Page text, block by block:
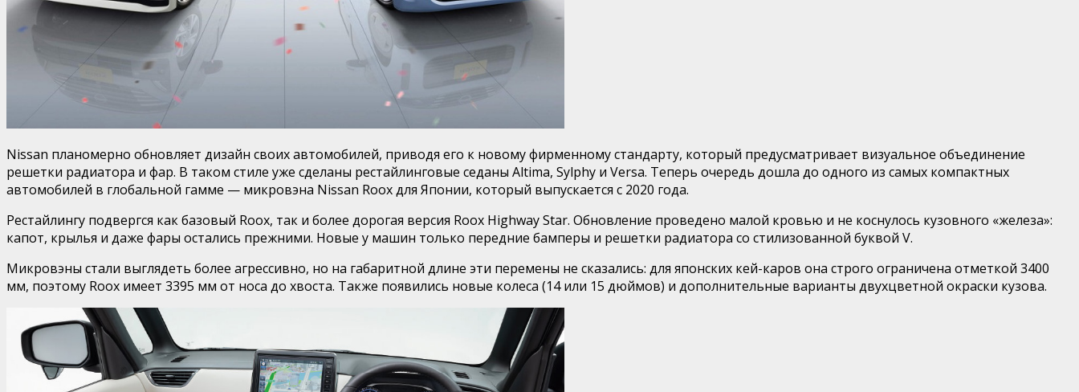
Nissan планомерно обновляет дизайн своих автомобилей, приводя его к новому фирменному стандарту, который предусматривает визуальное объединение
решетки радиатора и фар. В таком стиле уже сделаны рестайлинговые седаны Altima, Sylphy и Versa. Теперь очередь дошла до одного из самых компактных
автомобилей в глобальной гамме — микровэна Nissan Roox для Японии, который выпускается с 2020 года.
Рестайлингу подвергся как базовый Roox, так и более дорогая версия Roox Highway Star. Обновление проведено малой кровью и не коснулось кузовного «железа»:
капот, крылья и даже фары остались прежними. Новые у машин только передние бамперы и решетки радиатора со стилизованной буквой V.
Микровэны стали выглядеть более агрессивно, но на габаритной длине эти перемены не сказались: для японских кей-каров она строго ограничена отметкой 3400
мм, поэтому Roox имеет 3395 мм от носа до хвоста. Также появились новые колеса (14 или 15 дюймов) и дополнительные варианты двухцветной окраски кузова.